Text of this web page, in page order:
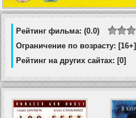
Рейтинг фильма: (0.0)
Ограничение по возрасту: [16+]
Рейтинг на других сайтах: [0]